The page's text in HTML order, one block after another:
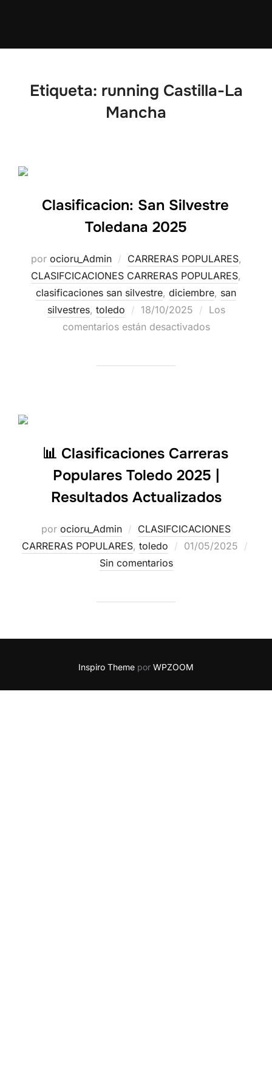
Etiqueta: running Castilla-La
Mancha
Clasificacion: San Silvestre
Toledana 2025
por ocioru_Admin CARRERAS POPULARES,
CLASIFCICACIONES CARRERAS POPULARES,
clasificaciones san silvestre, diciembre, san
silvestres, toledo 18/10/2025
Los
comentarios están desactivados
📊 Clasificaciones Carreras
Populares Toledo 2025 |
Resultados Actualizados
por ocioru_Admin
CLASIFCICACIONES
CARRERAS POPULARES, toledo
01/05/2025
Sin comentarios
Inspiro Theme por WPZOOM